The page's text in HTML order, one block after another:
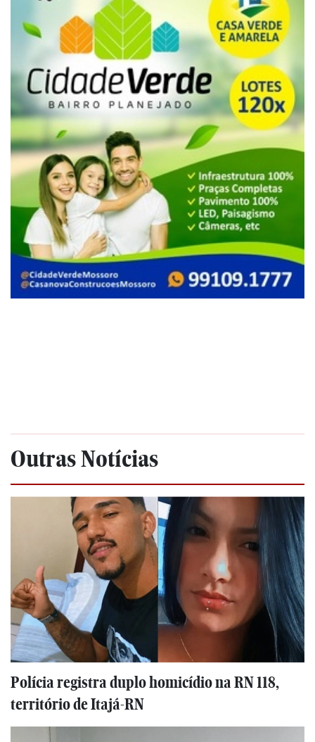
Outras Notícias
Polícia registra duplo homicídio na RN 118,
território de Itajá-RN